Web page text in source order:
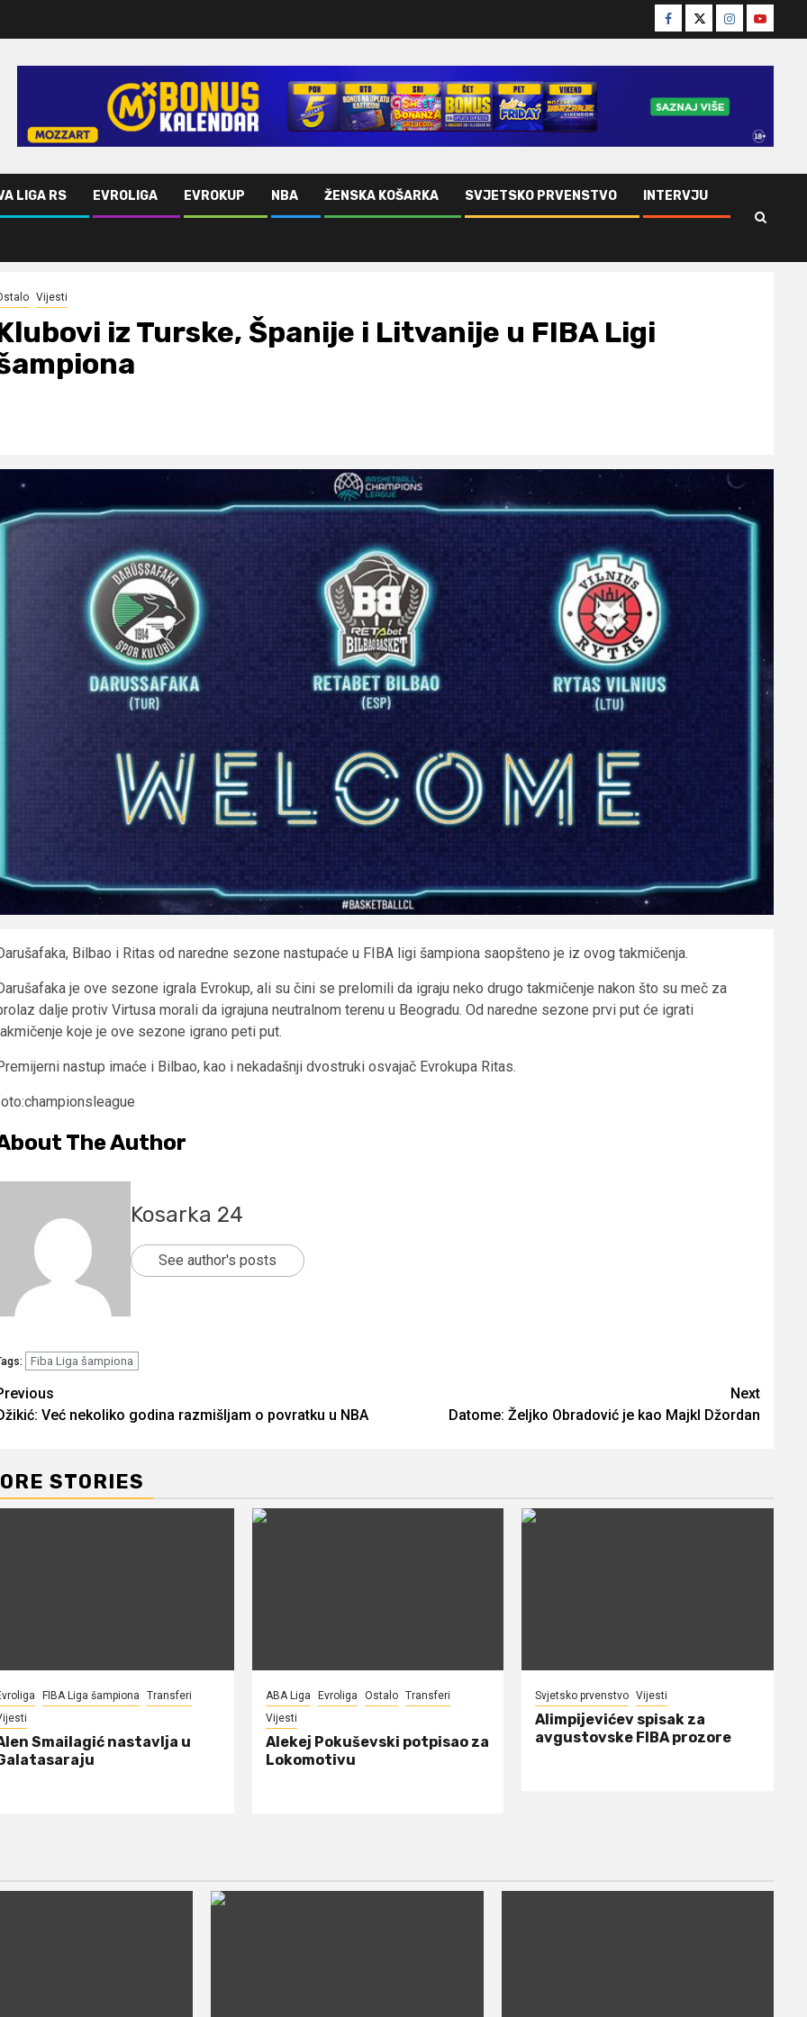
Facebook
TwitterInstagram
Youtube
LIGA RS EVROLIGA EVROKUP NBA ŽENSKA KOŠARKA SVJETSKO PRVENSTVO INTERVJU
Vijesti
iz Turske, Španije i Litvanije u FIBA Ligi
Bilbao i Ritas od naredne sezone nastupaće u FIBA ligi šampiona saopšteno je iz ovog takmičenja.
je ove sezone igrala Evrokup, ali su čini se prelomili da igraju neko drugo takmičenje nakon što su meč za
dalje protiv Virtusa morali da igrajuna neutralnom terenu u Beogradu. Od naredne sezone prvi put će igrati
koje je ove sezone igrano peti put.
nastup imaće i Bilbao, kao i nekadašnji dvostruki osvajač Evrokupa Ritas.
The Author
Kosarka 24
See author's posts
Fiba Liga šampiona
Već nekoliko godina razmišljam o povratku u NBA
Next
Datome: Željko Obradović je kao Majkl Džordan
STORIES
FIBA Liga šampiona
Transferi
Smailagić nastavlja u
ABA Liga Evroliga Ostalo Transferi
Vijesti
Alekej Pokuševski potpisao za
Lokomotivu
Svjetsko prvenstvo Vijesti
Alimpijevićev spisak za
avgustovske FIBA prozore